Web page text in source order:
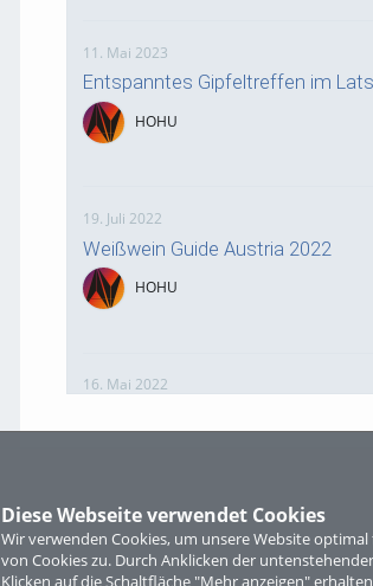
Diese Webseite verwendet Cookies
Wir verwenden Cookies, um unsere Website
von Cookies zu. Durch Anklicken der
Klicken auf die Schaltfläche "Mehr anzeigen"
11. Mai 2023
Entspanntes Gipfeltreffen im
HOHU
19. Juli 2022
Weißwein Guide Austria 2022
HOHU
16. Mai 2022
9. Mai 2022
¨Haager Lies reloaded“ - der